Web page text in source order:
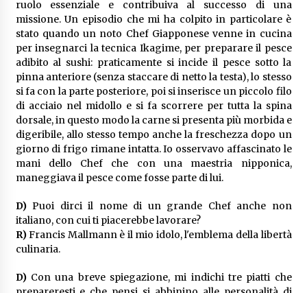
ruolo essenziale e contribuiva al successo di una
missione. Un episodio che mi ha colpito in particolare è
stato quando un noto Chef Giapponese venne in cucina
per insegnarci la tecnica Ikagime, per preparare il pesce
adibito al sushi: praticamente si incide il pesce sotto la
pinna anteriore (senza staccare di netto la testa), lo stesso
si fa con la parte posteriore, poi si inserisce un piccolo filo
di acciaio nel midollo e si fa scorrere per tutta la spina
dorsale, in questo modo la carne si presenta più morbida e
digeribile, allo stesso tempo anche la freschezza dopo un
giorno di frigo rimane intatta. Io osservavo affascinato le
mani dello Chef che con una maestria nipponica,
maneggiava il pesce come fosse parte di lui.
D)Puoi dirci il nome di un grande Chef anche non
italiano, con cui ti piacerebbe lavorare?
R)Francis Mallmann è il mio idolo, l'emblema della libertà
culinaria.
D)Con una breve spiegazione, mi indichi tre piatti che